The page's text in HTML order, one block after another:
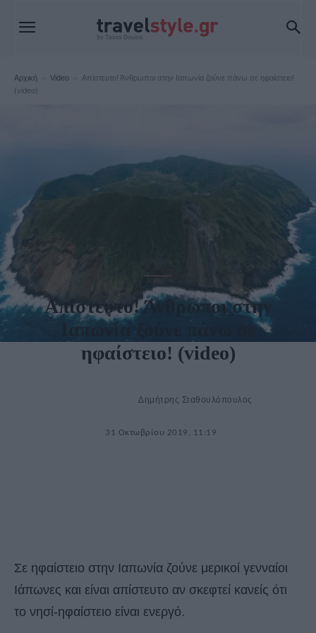
Αρχική Video
Απίστευτο! Άνθρωποι στην Ιαπωνία ζούνε πάνω σε ηφαίστειο!
(video)
Απίστευτο! Άνθρωποι στην
Ιαπωνία ζούνε πάνω σε
ηφαίστειο! (video)
Δημήτρης Σταθουλόπουλος
31 Οκτωβρίου 2019, 11:19
Σε ηφαίστειο στην Ιαπωνία ζούνε μερικοί γενναίοι
Ιάπωνες και είναι απίστευτο αν σκεφτεί κανείς ότι
το νησί-ηφαίστειο είναι ενεργό.